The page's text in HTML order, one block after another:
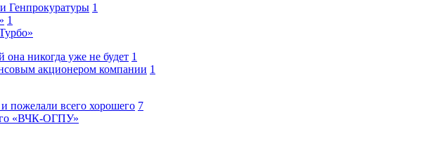
Генпрокуратуры 1
1
она никогда уже не будет 1
акционером компании 1
пожелали всего хорошего 7
«ВЧК-ОГПУ»